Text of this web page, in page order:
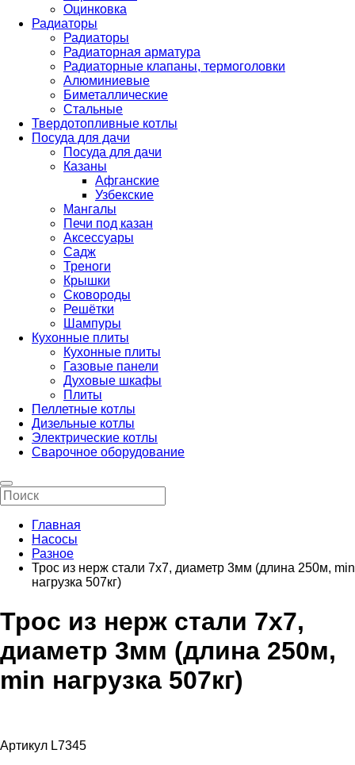
Оцинковка
Радиаторы
Радиаторы
Радиаторная арматура
Радиаторные клапаны, термоголовки
Алюминиевые
Биметаллические
Стальные
Твердотопливные котлы
Посуда для дачи
Посуда для дачи
Казаны
Афганские
Узбекские
Мангалы
Печи под казан
Аксессуары
Садж
Треноги
Крышки
Сковороды
Решётки
Шампуры
Кухонные плиты
Кухонные плиты
Газовые панели
Духовые шкафы
Плиты
Пеллетные котлы
Дизельные котлы
Электрические котлы
Сварочное оборудование
Главная
Насосы
Разное
Трос из нерж стали 7х7, диаметр 3мм (длина 250м, min
нагрузка 507кг)
Трос из нерж стали 7х7,
диаметр 3мм (длина 250м,
min нагрузка 507кг)
Артикул L7345